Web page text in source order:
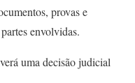
provas e
envolvidas.
uma decisão judicial